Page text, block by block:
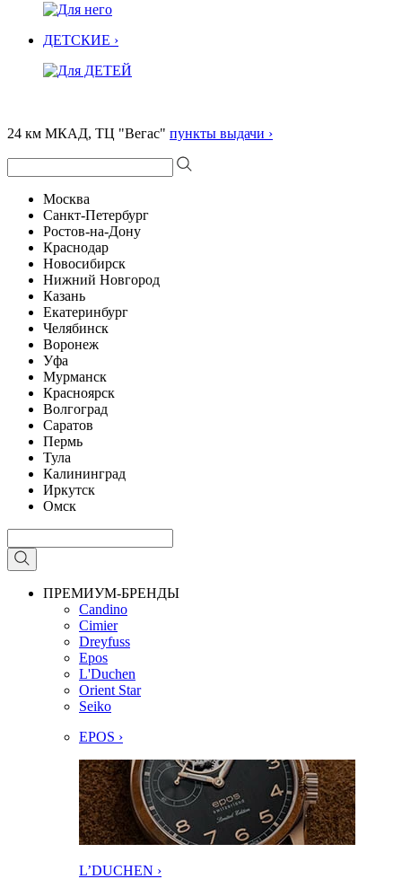
ДЕТСКИЕ ›
24 км МКАД, ТЦ "Вегас" пункты выдачи ›
Москва
Санкт-Петербург
Ростов-на-Дону
Краснодар
Новосибирск
Нижний Новгород
Казань
Екатеринбург
Челябинск
Воронеж
Уфа
Мурманск
Красноярск
Волгоград
Саратов
Пермь
Тула
Калининград
Иркутск
Омск
ПРЕМИУМ-БРЕНДЫ
Candino
Cimier
Dreyfuss
Epos
L'Duchen
Orient Star
Seiko
EPOS ›
L’DUCHEN ›